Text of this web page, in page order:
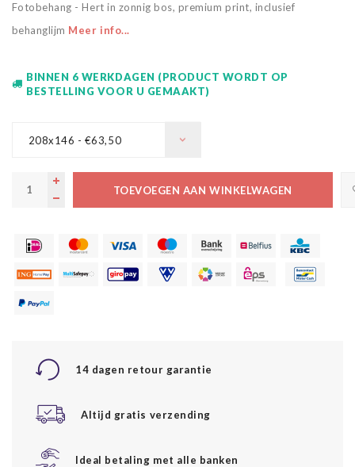
Fotobehang - Hert in zonnig bos, premium print, inclusief
behanglijm Meer info...
BINNEN 6 WERKDAGEN (PRODUCT WORDT OP
BESTELLING VOOR U GEMAAKT)
208x146 - €63,50
TOEVOEGEN AAN WINKELWAGEN
14 dagen retour garantie
Altijd gratis verzending
Ideal betaling met alle banken